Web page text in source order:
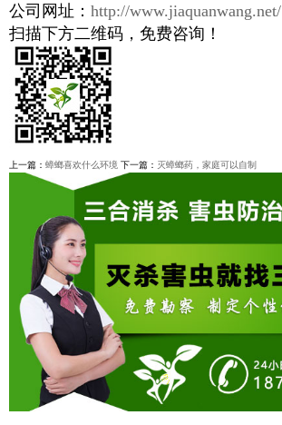
公司网址： http://www.jiaquanwang.net/
扫描下方二维码，免费咨询！
上一篇： 蟑螂喜欢什么环境 下一篇： 灭蟑螂药，家庭可以自制